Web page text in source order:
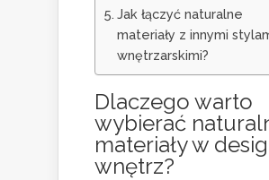
Jak łączyć naturalne
materiały z innymi
wnętrzarskimi?
Dlaczego warto
wybierać
materiały w
wnętrz?